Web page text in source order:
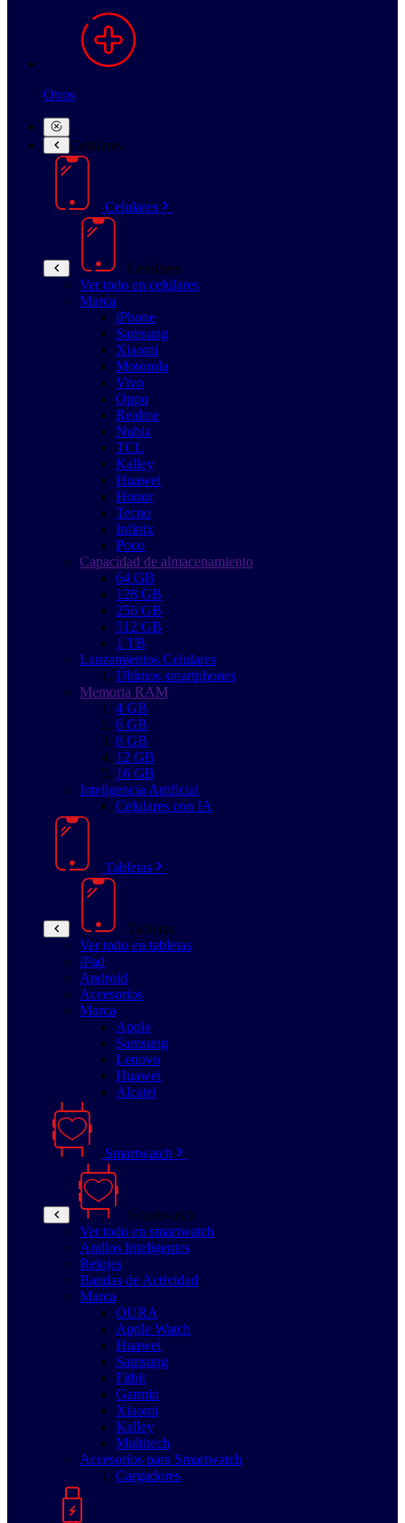
Otros
Celulares
Celulares
Celulares
Ver todo en celulares
Marca
iPhone
Samsung
Xiaomi
Motorola
Vivo
Oppo
Realme
Nubia
TCL
Kalley
Huawei
Honor
Tecno
Infinix
Poco
Capacidad de almacenamiento
64 GB
128 GB
256 GB
512 GB
1 TB
Lanzamientos Celulares
Últimos smartphones
Memoria RAM
4 GB
6 GB
8 GB
12 GB
16 GB
Inteligencia Artificial
Celulares con IA
Tabletas
Tabletas
Ver todo en tabletas
iPad
Android
Accesorios
Marca
Apple
Samsung
Lenovo
Huawei
Alcatel
Smartwatch
Smartwatch
Ver todo en smartwatch
Anillos Inteligentes
Relojes
Bandas de Actividad
Marca
OURA
Apple Watch
Huawei
Samsung
Fitbit
Garmin
Xiaomi
Kalley
Multitech
Accesorios para Smartwatch
Cargadores